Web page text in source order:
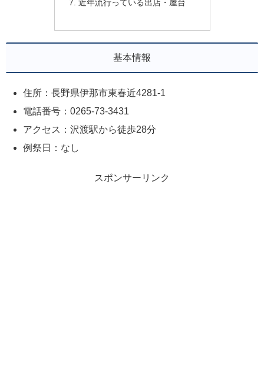
近年流行っている出店・屋台
基本情報
住所：長野県伊那市東春近4281-1
電話番号：0265-73-3431
アクセス：沢渡駅から徒歩28分
例祭日：なし
スポンサーリンク